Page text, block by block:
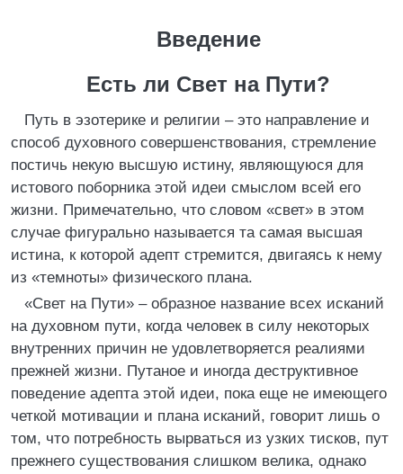
Введение
Есть ли Свет на Пути?
Путь в эзотерике и религии – это направление и
способ духовного совершенствования, стремление
постичь некую высшую истину, являющуюся для
истового поборника этой идеи смыслом всей его
жизни. Примечательно, что словом «свет» в этом
случае фигурально называется та самая высшая
истина, к которой адепт стремится, двигаясь к нему
из «темноты» физического плана.
«Свет на Пути» – образное название всех исканий
на духовном пути, когда человек в силу некоторых
внутренних причин не удовлетворяется реалиями
прежней жизни. Путаное и иногда деструктивное
поведение адепта этой идеи, пока еще не имеющего
четкой мотивации и плана исканий, говорит лишь о
том, что потребность вырваться из узких тисков, пут
прежнего существования слишком велика, однако